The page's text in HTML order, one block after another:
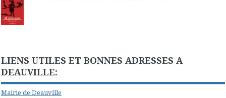
LIENS UTILES ET BONNES ADRESSES A
DEAUVILLE:
Mairie de Deauville